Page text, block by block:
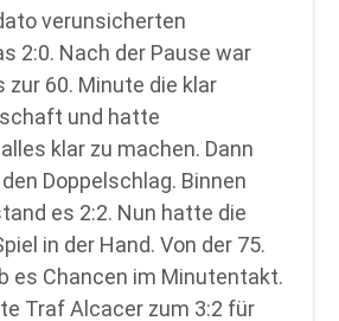
verunsicherten
2:0. Nach der Pause war
zur 60. Minute die klar
und hatte
klar zu machen. Dann
Doppelschlag. Binnen
es 2:2. Nun hatte die
in der Hand. Von der 75.
es Chancen im Minutentakt.
Traf Alcacer zum 3:2 für